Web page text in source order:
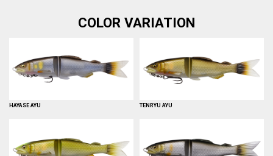
COLOR VARIATION
HAYASE AYU TENRYU AYU